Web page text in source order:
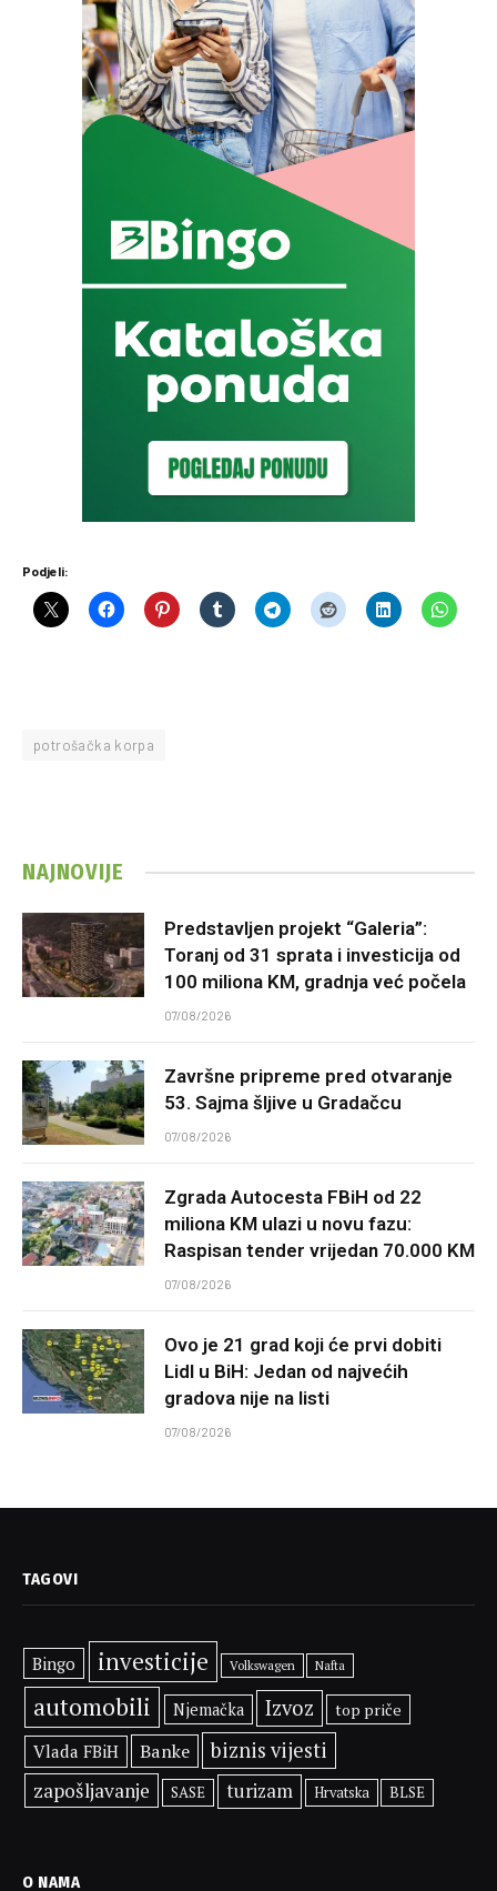
Podjeli:
potrošačka korpa
NAJNOVIJE
Predstavljen projekt “Galeria”:
Toranj od 31 sprata i investicija od
100 miliona KM, gradnja već počela
07/08/2026
Završne pripreme pred otvaranje
53. Sajma šljive u Gradačcu
07/08/2026
Zgrada Autocesta FBiH od 22
miliona KM ulazi u novu fazu:
Raspisan tender vrijedan 70.000 KM
07/08/2026
Ovo je 21 grad koji će prvi dobiti
Lidl u BiH: Jedan od najvećih
gradova nije na listi
07/08/2026
TAGOVI
Bingo investicije Volkswagen Nafta
automobili Njemačka Izvoz top priče
Vlada FBiH Banke biznis vijesti
zapošljavanje SASE turizam Hrvatska BLSE
O NAMA